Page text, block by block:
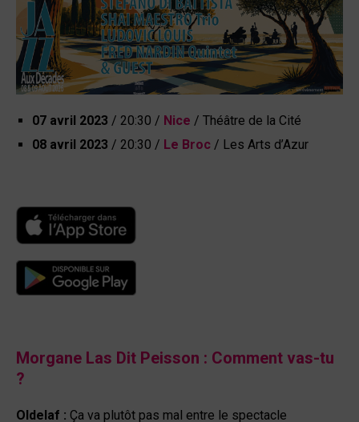
07 avril 2023 / 20:30 / Nice / Théâtre de la Cité
08 avril 2023 / 20:30 / Le Broc / Les Arts d’Azur
Morgane Las Dit Peisson : Comment vas-tu
?
Oldelaf : Ça va plutôt pas mal entre le spectacle